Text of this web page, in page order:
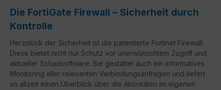
Die FortiGate Firewall – Sicherheit durch
Kontrolle
Herzstück der Sicherheit ist die patentierte Fortinet Firewall.
Diese bietet nicht nur Schutz vor unerwünschtem Zugriff und
aktueller Schadsoftware. Sie gestattet auch ein informatives
Monitoring aller relevanten Verbindungsanfragen und liefert
so allzeit einen Überblick über die Aktivitäten im eigenen